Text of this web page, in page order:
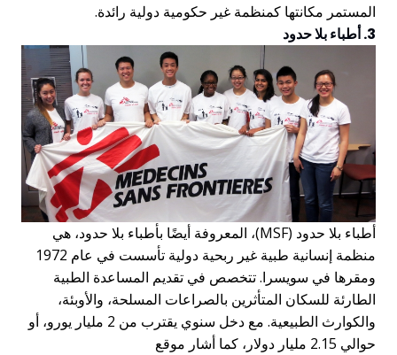
المستمر مكانتها كمنظمة غير حكومية دولية رائدة.
3. أطباء بلا حدود
أطباء بلا حدود (MSF)، المعروفة أيضًا بأطباء بلا حدود، هي
منظمة إنسانية طبية غير ربحية دولية تأسست في عام 1972
ومقرها في سويسرا. تتخصص في تقديم المساعدة الطبية
الطارئة للسكان المتأثرين بالصراعات المسلحة، والأوبئة،
والكوارث الطبيعية. مع دخل سنوي يقترب من 2 مليار يورو، أو
حوالي 2.15 مليار دولار، كما أشار موقع